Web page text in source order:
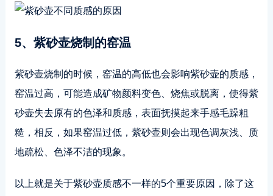
5、紫砂壶烧制的窑温
紫砂壶烧制的时候，窑温的高低也会影响紫砂壶的质感，
窑温过高，可能造成矿物颜料变色、烧焦或脱离，使得紫
砂壶失去原有的色泽和质感，表面抚摸起来手感毛躁粗
糙，相反，如果窑温过低，紫砂壶则会出现色调灰浅、质
地疏松、色泽不洁的现象。
以上就是关于紫砂壶质感不一样的5个重要原因，除了这